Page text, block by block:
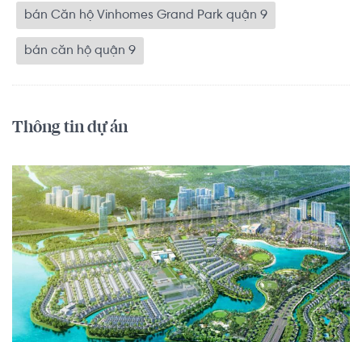
bán Căn hộ Vinhomes Grand Park quận 9
bán căn hộ quận 9
Thông tin dự án